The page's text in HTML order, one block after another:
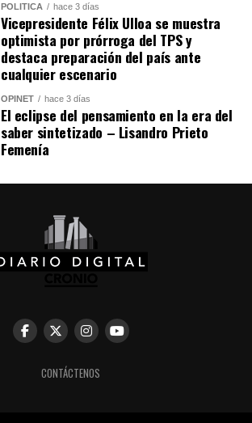
POLÍTICA hace 3 días
Vicepresidente Félix Ulloa se muestra
optimista por prórroga del TPS y
destaca preparación del país ante
cualquier escenario
OPINET hace 3 días
El eclipse del pensamiento en la era del
saber sintetizado – Lisandro Prieto
Femenía
CONTÁCTENOS